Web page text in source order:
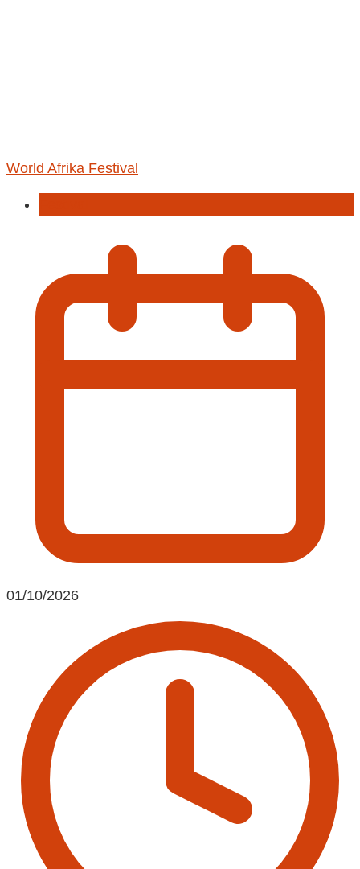
World Afrika Festival
01/10/2026